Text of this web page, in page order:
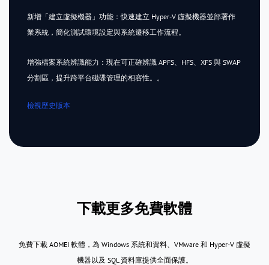
新增「建立虛擬機器」功能：快速建立 Hyper-V 虛擬機器並部署作
業系統，簡化測試環境設定與系統遷移工作流程。
增強檔案系統辨識能力：現在可正確辨識 APFS、HFS、XFS 與 SWAP
分割區，提升跨平台磁碟管理的相容性。。
檢視歷史版本
下載更多免費軟體
免費下載 AOMEI 軟體，為 Windows 系統和資料、VMware 和 Hyper-V 虛擬
機器以及 SQL 資料庫提供全面保護。